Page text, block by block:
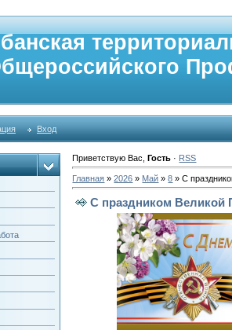
Вход
Приветствую Вас ,Гость · RSS
Главная »2026 » Май » 8 » С
С праздником